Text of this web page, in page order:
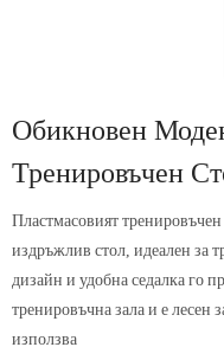
Обикновен
Тренировъчен
Пластмасовият
издръжлив стол, идеален за
дизайн и удобна седалка го
тренировъчна зала и е лесен
използва